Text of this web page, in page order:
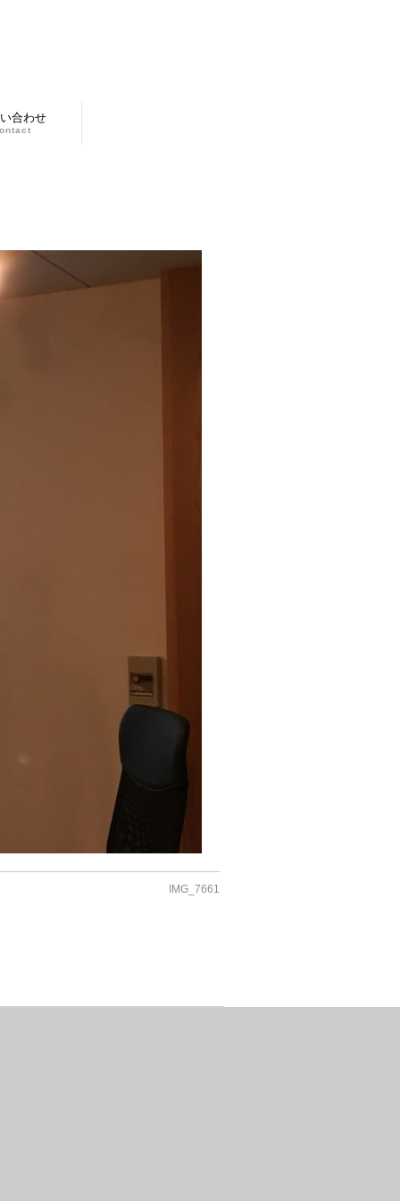
合わせ
IMG_7661